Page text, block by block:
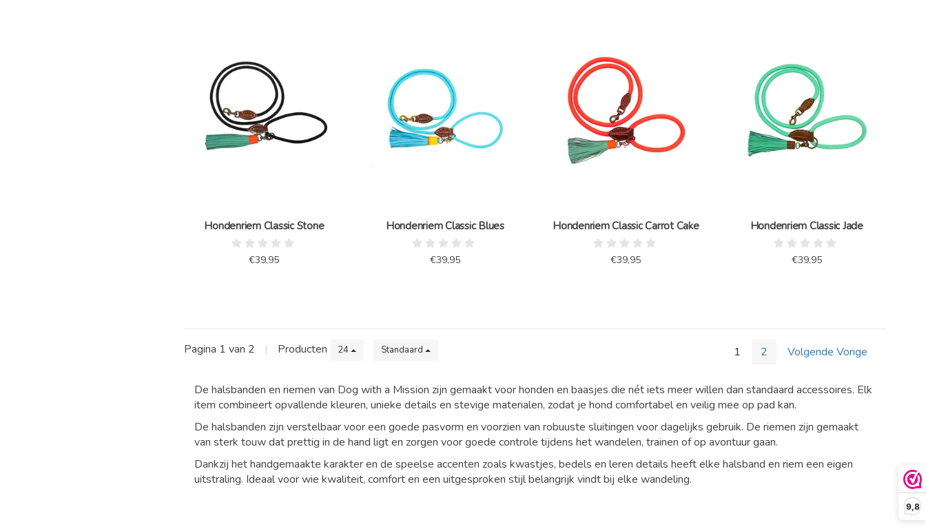
9,8
Hondenriem Classic Stone
€39,95
Hondenriem Classic Blues
€39,95
Hondenriem Classic Carrot Cake
€39,95
Hondenriem Classic Jade
€39,95
Pagina 1 van 2 | Producten 24 Standaard 1 2 Volgende Vorige
De halsbanden en riemen van Dog with a Mission zijn gemaaktvoorhonden en baasjes die nétiets meerwillen dan standaard accessoires. Elk
item combineertopvallende kleuren, unieke details en stevige materialen, zodat je hond comfortabelen veilig mee op pad kan.
De halsbanden zijn verstelbaarvooreen goede pasvorm en voorzien van robuuste sluitingen voordagelijks gebruik. De riemen zijn gemaakt
van sterk touwdatprettig in de hand ligten zorgen voorgoede controle tijdens hetwandelen, trainen ofop avontuurgaan.
Dankzij hethandgemaakte karakteren de speelse accenten zoals kwastjes, bedels en leren details heeftelke halsband en riem een eigen
uitstraling. Ideaalvoorwie kwaliteit, comforten een uitgesproken stijlbelangrijk vindtbij elke wandeling.